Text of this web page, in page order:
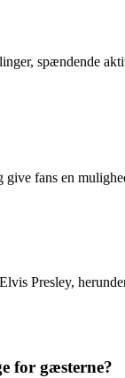
spændende
fans en
Presley,
for gæsterne?